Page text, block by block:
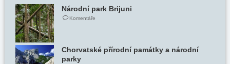
Národní park Brijuni
Komentáře
Chorvatské přírodní památky a národní
parky